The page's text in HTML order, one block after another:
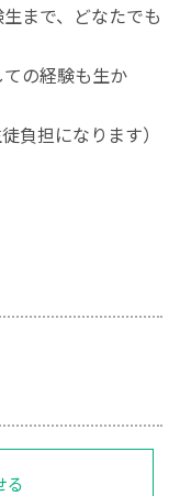
まで、どなたでも
の経験も生か
負担になります）
る